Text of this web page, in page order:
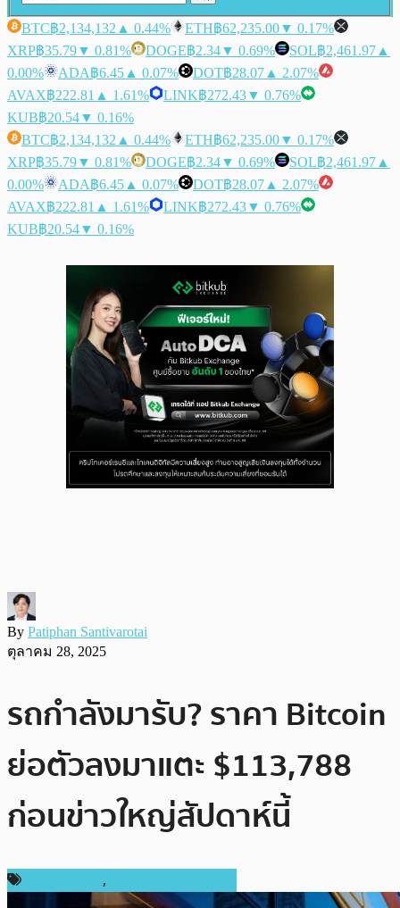
BTC฿2,134,132 ▲ 0.44% ETH฿62,235.00▼ 0.17%
XRP฿35.79▼ 0.81% DOGE฿2.34▼ 0.69% SOL฿2,461.97 ▲
0.00%
ADA฿6.45 ▲ 0.07% DOT฿28.07 ▲ 2.07%
AVAX฿222.81 ▲ 1.61% LINK฿272.43▼ 0.76%
KUB฿20.54▼ 0.16%
BTC฿2,134,132 ▲ 0.44% ETH฿62,235.00▼ 0.17%
XRP฿35.79▼ 0.81% DOGE฿2.34▼ 0.69% SOL฿2,461.97 ▲
0.00%
ADA฿6.45 ▲ 0.07% DOT฿28.07 ▲ 2.07%
AVAX฿222.81 ▲ 1.61% LINK฿272.43▼ 0.76%
KUB฿20.54▼ 0.16%
By Patiphan Santivarotai
ตุลาคม 28, 2025
รถกำลังมารับ? ราคา Bitcoin
ย่อตัวลงมาแตะ $113,788
ก่อนข่าวใหญ่สัปดาห์นี้
,